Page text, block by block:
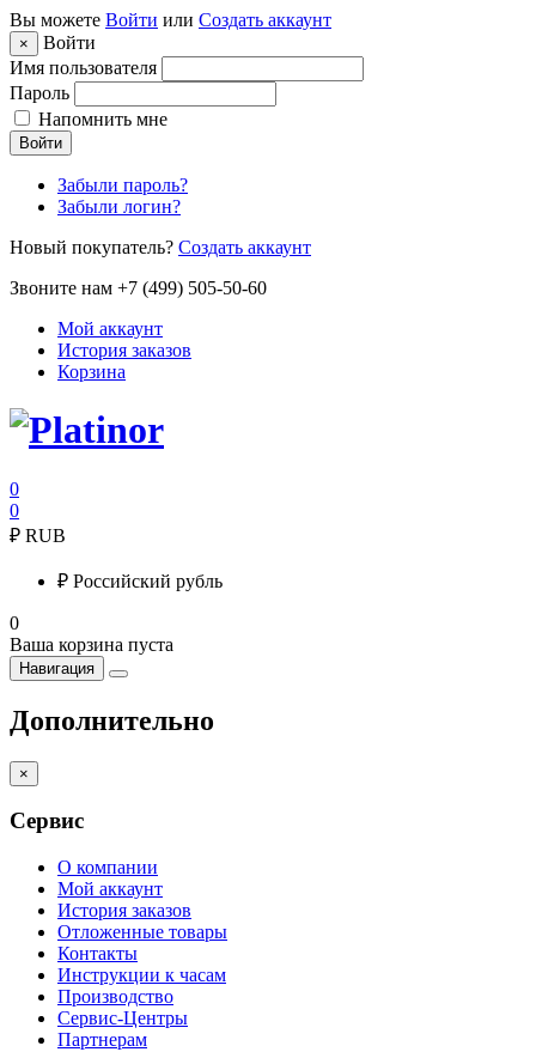
Вы можете Войти или Создать аккаунт
×
Войти
Имя пользователя
Пароль
Напомнить мне
Войти
Забыли пароль?
Забыли логин?
Новый покупатель? Создать аккаунт
Звоните нам +7 (499) 505-50-60
Мой аккаунт
История заказов
Корзина
0
0
₽ RUB
₽ Российский рубль
0
Ваша корзина пуста
Навигация
Дополнительно
×
Сервис
О компании
Мой аккаунт
История заказов
Отложенные товары
Контакты
Инструкции к часам
Производство
Сервис-Центры
Партнерам